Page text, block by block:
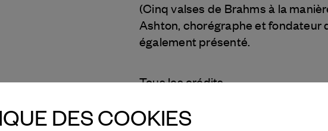
(Cinq valses de Brahms à la
Ashton, chorégraphe et fondateur
également présenté.
Tous les crédits
DES COOKIES